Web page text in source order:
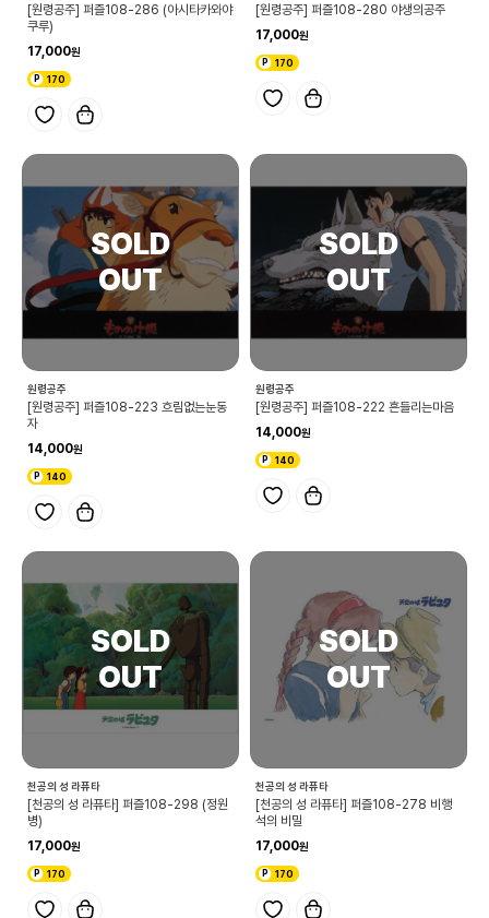
[원령공주] 퍼즐108-286 (아시타카와야
쿠루)
17,000
170
[원령공주] 퍼즐108-280 야생의공주
17,000
170
원령공주
[원령공주] 퍼즐108-223 흐림없는눈동
자
14,000
140
원령공주
[원령공주] 퍼즐108-222 흔들리는마음
14,000
140
천공의 성 라퓨타
[천공의 성 라퓨타] 퍼즐108-298 (정원
병)
17,000
170
천공의 성 라퓨타
[천공의 성 라퓨타] 퍼즐108-278 비행
석의 비밀
17,000
170